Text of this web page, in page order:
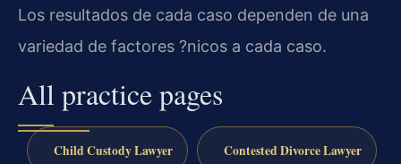
Los resultados de cada caso dependen de una
variedad de factores ?nicos a cada caso.
All practice pages
Child Custody Lawyer Contested Divorce Lawyer